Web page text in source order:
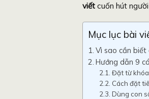
viết cuốn hút
Mục lục bài
Vì sao cần
Hướng dẫn 9
Đặt từ
Cách đặt
Dùng con